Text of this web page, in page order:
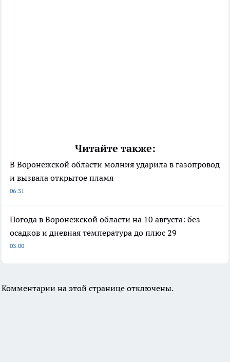
Читайте также:
В Воронежской области молния ударила в газопровод
и вызвала открытое пламя
06:31
Погода в Воронежской области на 10 августа: без
осадков и дневная температура до плюс 29
03:00
Комментарии на этой странице отключены.